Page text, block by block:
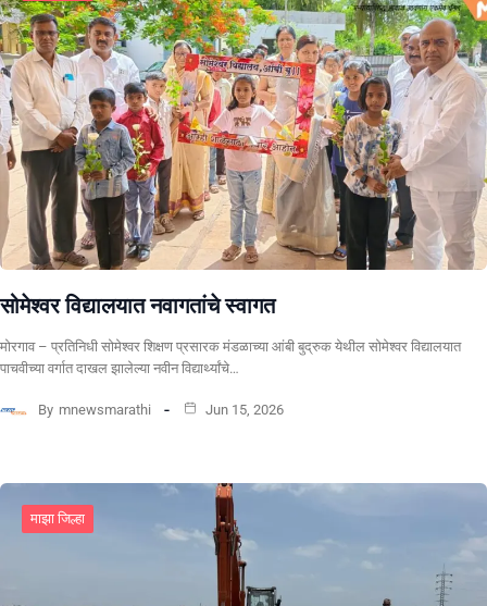
सोमेश्वर विद्यालयात नवागतांचे स्वागत
मोरगाव – प्रतिनिधी सोमेश्वर शिक्षण प्रसारक मंडळाच्या आंबी बुद्रुक येथील सोमेश्वर विद्यालयात
पाचवीच्या वर्गात दाखल झालेल्या नवीन विद्यार्थ्यांचे…
By mnewsmarathi Jun 15, 2026
माझा जिल्हा